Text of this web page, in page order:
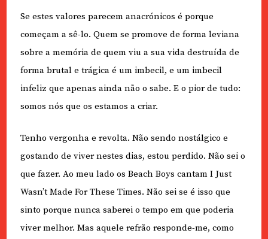
Se estes valores parecem anacrónicos é porque
começam a sê-lo. Quem se promove de forma leviana
sobre a memória de quem viu a sua vida destruída de
forma brutal e trágica é um imbecil, e um imbecil
infeliz que apenas ainda não o sabe. E o pior de tudo:
somos nós que os estamos a criar.
Tenho vergonha e revolta. Não sendo nostálgico e
gostando de viver nestes dias, estou perdido. Não sei o
que fazer. Ao meu lado os Beach Boys cantam I Just
Wasn’t Made For These Times. Não sei se é isso que
sinto porque nunca saberei o tempo em que poderia
viver melhor. Mas aquele refrão responde-me, como